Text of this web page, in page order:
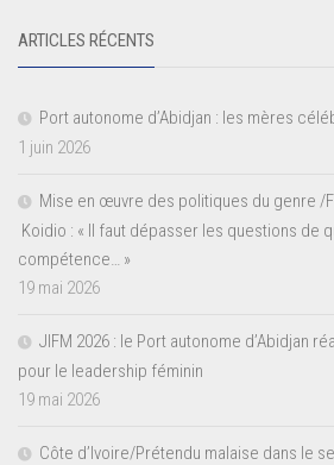
ARTICLES RÉCENTS
Port autonome d’Abidjan : les mères
1 juin 2026
Mise en œuvre des politiques du genre /
Koidio : « Il faut dépasser les questions de
compétence… »
19 mai 2026
JIFM 2026 : le Port autonome d’Abidjan
pour le leadership féminin
19 mai 2026
Côte d’Ivoire/Prétendu malaise dans le